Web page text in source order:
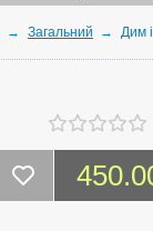
→ Загальний → Дим